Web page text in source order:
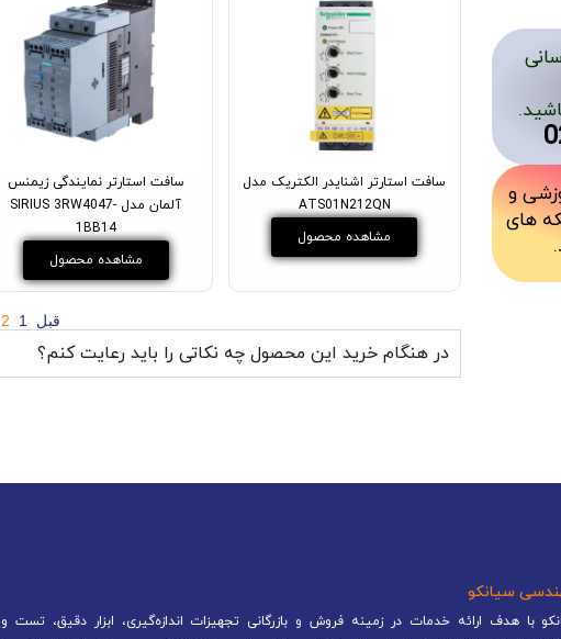
و
های
سافت استارتر اشنایدر الکتریک مدل
ATS01N212QN
مشاهده محصول
سافت استارتر نمایندگی زیمنس
آلمان مدل SIRIUS 3RW4047-
1BB14
مشاهده محصول
قبل 1
2
در هنگام خرید این محصول چه نکاتی را باید رعایت کنم؟
سیانکو
با هدف ارائه خدمات در زمینه فروش و بازرگانی تجهیزات اندازه‌گیری، ابزار دقیق، تست و